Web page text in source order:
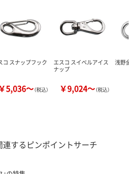
コ スナップフック
5,036～（税込）
エスコ スイベルアイス
ナップ
￥9,024～（税込）
浅野金
連するピンポイントサーチ